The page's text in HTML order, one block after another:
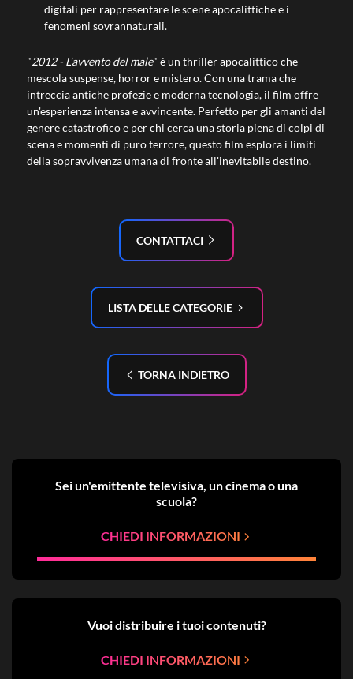
Sei un'emittente televisiva, un cinema o una
scuola?
CHIEDI INFORMAZIONI
Vuoi distribuire i tuoi contenuti?
CHIEDI INFORMAZIONI
digitali per rappresentare le scene apocalittiche e i
fenomeni sovrannaturali.
"2012 - L'avvento del male" è un thriller apocalittico che
mescola suspense, horror e mistero. Con una trama che
intreccia antiche profezie e moderna tecnologia, il film offre
un'esperienza intensa e avvincente. Perfetto per gli amanti del
genere catastrofico e per chi cerca una storia piena di colpi di
scena e momenti di puro terrore, questo film esplora i limiti
della sopravvivenza umana di fronte all'inevitabile destino.
CONTATTACI
LISTA DELLE CATEGORIE
TORNA INDIETRO